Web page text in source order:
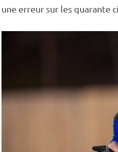
une erreur sur les quarante